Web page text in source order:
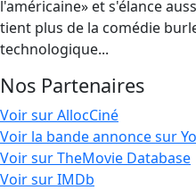
l'américaine» et s'élance
tient plus de la comédie
technologique...
Nos Partenaires
Voir sur AllocCiné
Voir la bande annonce sur
Voir sur TheMovie Database
Voir sur IMDb